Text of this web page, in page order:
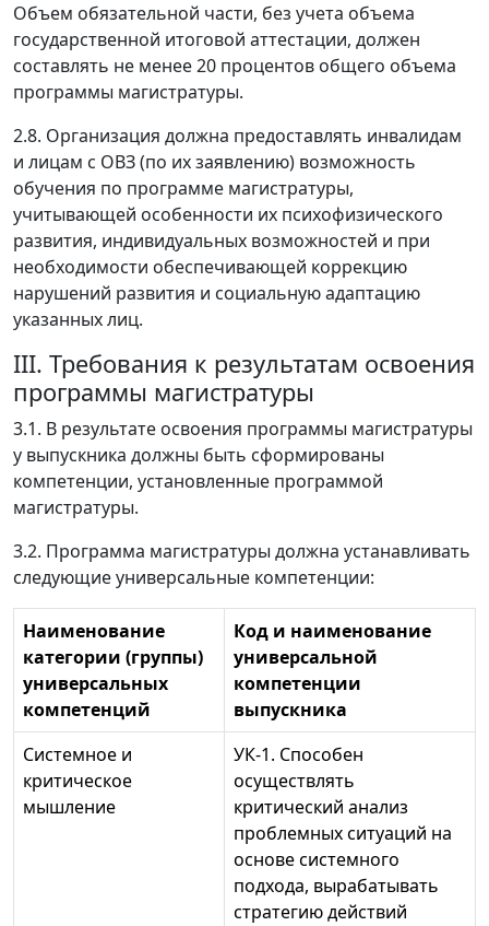
Объем обязательной части, без учета объема
государственной итоговой аттестации, должен
составлять не менее 20 процентов общего объема
программы магистратуры.
2.8. Организация должна предоставлять инвалидам
и лицам с ОВЗ (по их заявлению) возможность
обучения по программе магистратуры,
учитывающей особенности их психофизического
развития, индивидуальных возможностей и при
необходимости обеспечивающей коррекцию
нарушений развития и социальную адаптацию
указанных лиц.
III. Требования к результатам освоения
программы магистратуры
3.1. В результате освоения программы магистратуры
у выпускника должны быть сформированы
компетенции, установленные программой
магистратуры.
3.2. Программа магистратуры должна устанавливать
следующие универсальные компетенции:
Наименование
категории (группы)
универсальных
компетенций
Код и наименование
универсальной
компетенции
выпускника
Системное и
критическое
мышление
УК-1. Способен
осуществлять
критический анализ
проблемных ситуаций на
основе системного
подхода, вырабатывать
стратегию действий